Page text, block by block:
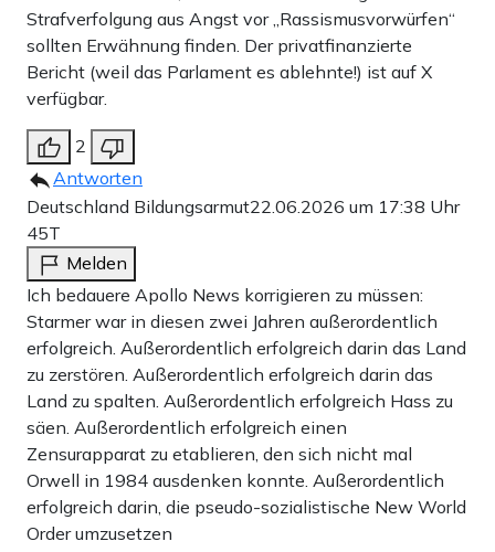
Strafverfolgung aus Angst vor „Rassismusvorwürfen“
sollten Erwähnung finden. Der privatfinanzierte
Bericht (weil das Parlament es ablehnte!) ist auf X
verfügbar.
2
Antworten
Deutschland Bildungsarmut22.06.2026 um 17:38 Uhr
45T
Melden
Ich bedauere Apollo News korrigieren zu müssen:
Starmer war in diesen zwei Jahren außerordentlich
erfolgreich. Außerordentlich erfolgreich darin das Land
zu zerstören. Außerordentlich erfolgreich darin das
Land zu spalten. Außerordentlich erfolgreich Hass zu
säen. Außerordentlich erfolgreich einen
Zensurapparat zu etablieren, den sich nicht mal
Orwell in 1984 ausdenken konnte. Außerordentlich
erfolgreich darin, die pseudo-sozialistische New World
Order umzusetzen